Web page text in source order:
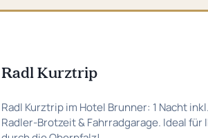
Radl Kurztrip
Radl Kurztrip im Hotel Brunner: 1 Nacht
Radler-Brotzeit & Fahrradgarage. Ideal für